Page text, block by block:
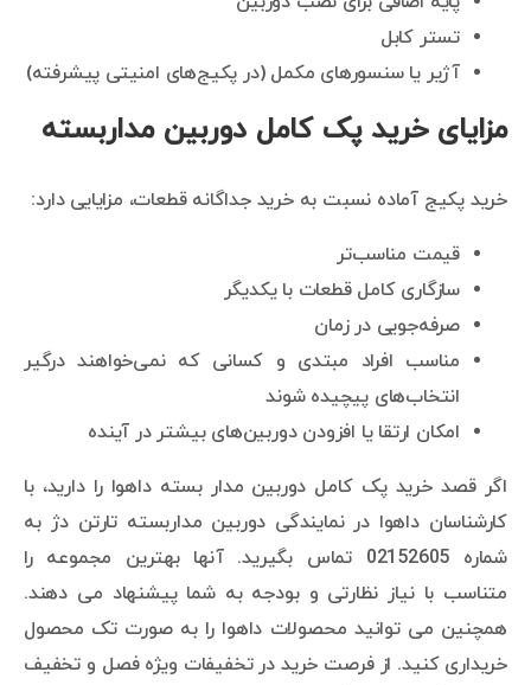
تستر کابل
آژیر یا سنسورهای مکمل (در پکیج‌های امنیتی پیشرفته)
مزایای خرید پک کامل دوربین مداربسته
خرید پکیج آماده نسبت به خرید جداگانه قطعات، مزایایی دارد:
قیمت مناسب‌تر
سازگاری کامل قطعات با یکدیگر
صرفه‌جویی در زمان
مناسب افراد مبتدی و کسانی که نمی‌خواهند درگیر
انتخاب‌های پیچیده شوند
امکان ارتقا یا افزودن دوربین‌های بیشتر در آینده
اگر قصد خرید پک کامل دوربین مدار بسته داهوا را دارید، با
کارشناسان داهوا در نمایندگی دوربین مداربسته تارتن دژ به
شماره 02152605 تماس بگیرید. آنها بهترین مجموعه را
متناسب با نیاز نظارتی و بودجه به شما پیشنهاد می دهند.
همچنین می توانید محصولات داهوا را به صورت تک محصول
خریداری کنید. از فرصت خرید در تخفیفات ویژه فصل و تخفیف